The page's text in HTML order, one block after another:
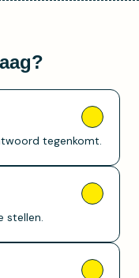
tegenkomt.
stellen.